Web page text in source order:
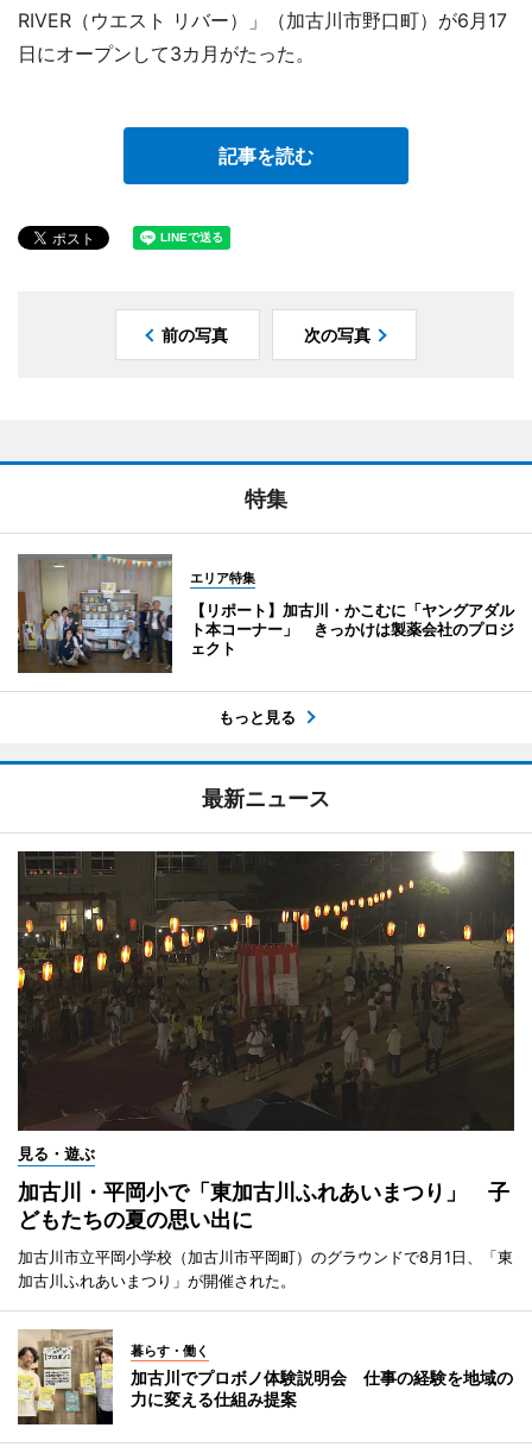
RIVER（ウエスト リバー）」（加古川市野口町）が6月17
日にオープンして3カ月がたった。
記事を読む
前の写真 次の写真
特集
エリア特集
【リポート】加古川・かこむに「ヤングアダル
ト本コーナー」 きっかけは製薬会社のプロジ
ェクト
もっと見る
最新ニュース
見る・遊ぶ
加古川・平岡小で「東加古川ふれあいまつり」 子
どもたちの夏の思い出に
加古川市立平岡小学校（加古川市平岡町）のグラウンドで8月1日、「東
加古川ふれあいまつり」が開催された。
暮らす・働く
加古川でプロボノ体験説明会 仕事の経験を地域の
力に変える仕組み提案